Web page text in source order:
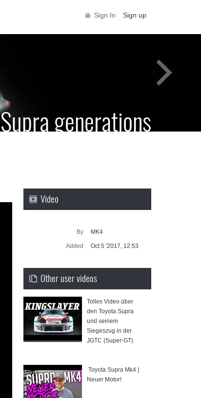
Sign In Sign up
Supra
u
Supra generations
Video
By MK4
Added Oct 5 '2017, 12:53
Other user videos
Tolles Video über
den Toyota Supra
und seinem
Siegeszug in der
JGTC (Super-GT)
⁣ Toyota Supra Mk4 |
Neuer Motor!